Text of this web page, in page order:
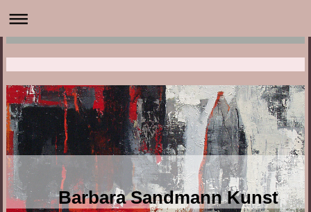
Barbara Sandmann Kunst